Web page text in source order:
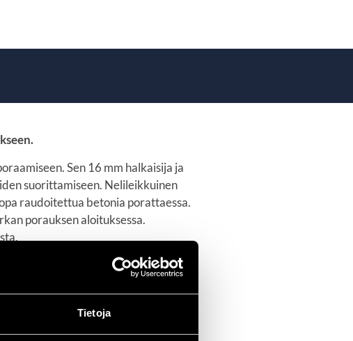
Tietoja
Sen 16 mm halkaisija ja
suorittamiseen. Nelileikkuinen
raudoitettua betonia porattaessa.
porauksen aloituksessa.